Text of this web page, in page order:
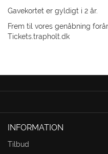
Gavekortet er gyldigt i 2 år.
Frem til vores genåbning
Tickets.trapholt.dk
INFORMATION
Tilbud